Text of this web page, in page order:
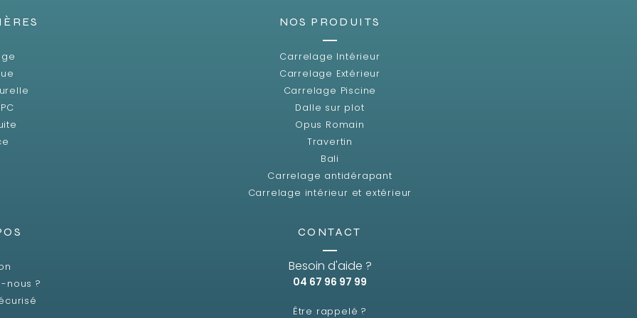
NOS PRODUITS
Carrelage Intérieur
Carrelage Extérieur
Carrelage Piscine
Dalle sur plot
Opus Romain
Travertin
Bali
Carrelage antidérapant
Carrelage intérieur et extérieur
nous ?
CONTACT
Besoin d'aide ?
04 67 96 97 99
Être rappelé ?